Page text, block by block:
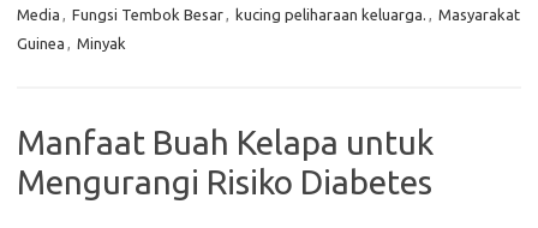
Media , Fungsi Tembok Besar, kucing peliharaan keluarga. , Masyarakat
Guinea , Minyak
Manfaat Buah Kelapa untuk
Mengurangi Risiko Diabetes